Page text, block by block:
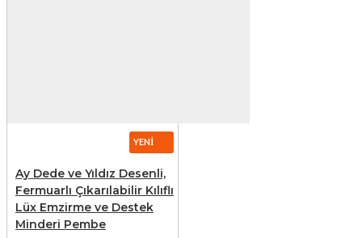
YENI
Ay Dede ve Yıldız Desenli,
Fermuarlı Çıkarılabilir Kılıflı
Lüx Emzirme ve Destek
Minderi Pembe